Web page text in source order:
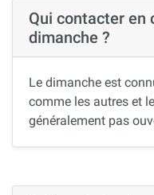
Qui contacter en
dimanche ?
Le dimanche est
comme les autres et
généralement pas